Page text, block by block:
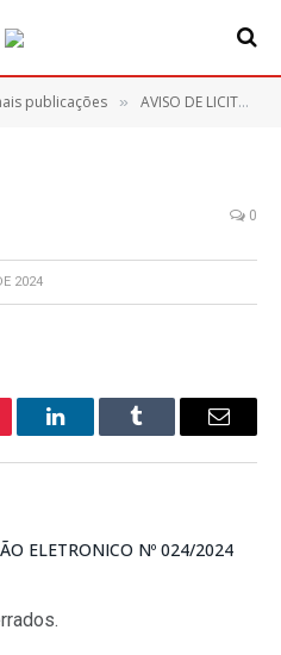
publicações » AVISO DE LICITAÇÃO – PREGÃO ELETRONICO Nº 024/2024
0
2024
LinkedInTumblr
E-
ELETRONICO Nº 024/2024